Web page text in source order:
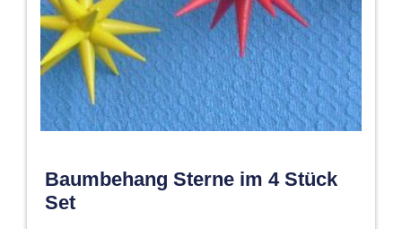
Baumbehang Sterne im 4 Stück
Set